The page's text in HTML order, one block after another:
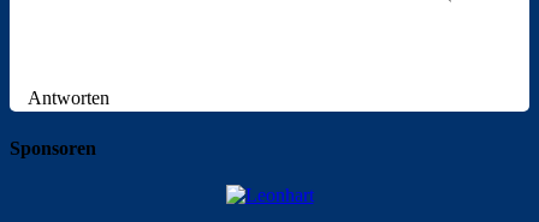
Antworten
Sponsoren